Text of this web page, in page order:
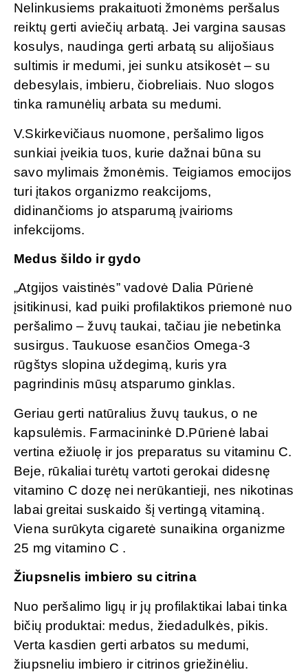
Nelinkusiems prakaituoti žmonėms peršalus
reiktų gerti aviečių arbatą. Jei vargina sausas
kosulys, naudinga gerti arbatą su alijošiaus
sultimis ir medumi, jei sunku atsikosėt – su
debesylais, imbieru, čiobreliais. Nuo slogos
tinka ramunėlių arbata su medumi.
V.Skirkevičiaus nuomone, peršalimo ligos
sunkiai įveikia tuos, kurie dažnai būna su
savo mylimais žmonėmis. Teigiamos emocijos
turi įtakos organizmo reakcijoms,
didinančioms jo atsparumą įvairioms
infekcijoms.
Medus šildo ir gydo
„Atgijos vaistinės” vadovė Dalia Pūrienė
įsitikinusi, kad puiki profilaktikos priemonė nuo
peršalimo – žuvų taukai, tačiau jie nebetinka
susirgus. Taukuose esančios Omega-3
rūgštys slopina uždegimą, kuris yra
pagrindinis mūsų atsparumo ginklas.
Geriau gerti natūralius žuvų taukus, o ne
kapsulėmis. Farmacininkė D.Pūrienė labai
vertina ežiuolę ir jos preparatus su vitaminu C.
Beje, rūkaliai turėtų vartoti gerokai didesnę
vitamino C dozę nei nerūkantieji, nes nikotinas
labai greitai suskaido šį vertingą vitaminą.
Viena surūkyta cigaretė sunaikina organizme
25 mg vitamino C .
Žiupsnelis imbiero su citrina
Nuo peršalimo ligų ir jų profilaktikai labai tinka
bičių produktai: medus, žiedadulkės, pikis.
Verta kasdien gerti arbatos su medumi,
žiupsneliu imbiero ir citrinos griežinėliu.